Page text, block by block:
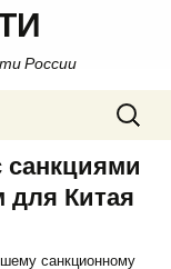
России
Search
for:
для Китая
санкционному